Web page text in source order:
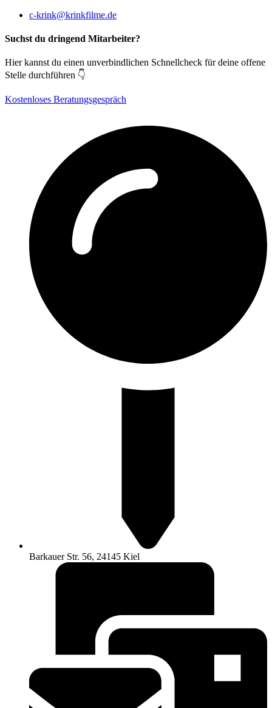
c-krink@krinkfilme.de
Suchst du dringend Mitarbeiter?
Hier kannst du einen unverbindlichen Schnellcheck für deine offene
Stelle durchführen 👇
Kostenloses Beratungsgespräch
Barkauer Str. 56, 24145 Kiel